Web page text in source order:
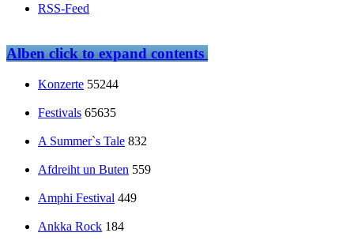
RSS-Feed
Albenclick to expand contents
Konzerte 55244
Festivals 65635
A Summer`s Tale 832
Afdreiht un Buten 559
Amphi Festival 449
Ankka Rock 184